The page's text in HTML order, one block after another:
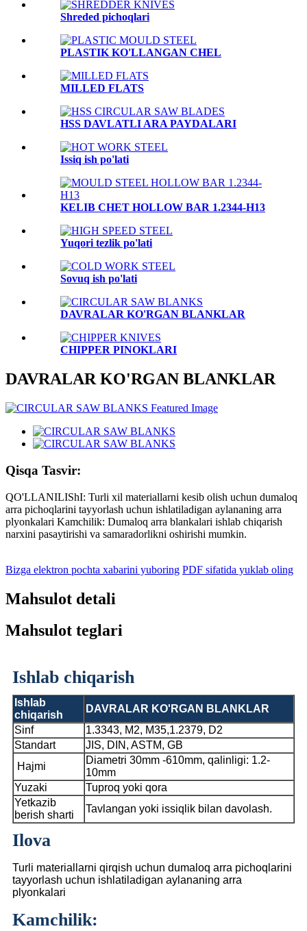
Shreded pichoqlari
PLASTIK KO'LLANGAN CHEL
MILLED FLATS
HSS DAVLATLI ARA PAYDALARI
Issiq ish po'lati
KELIB CHET HOLLOW BAR 1.2344-H13
Yuqori tezlik po'lati
Sovuq ish po'lati
DAVRALAR KO'RGAN BLANKLAR
CHIPPER PINOKLARI
DAVRALAR KO'RGAN BLANKLAR
Qisqa Tasvir:
QO'LLANILIShI: Turli xil materiallarni kesib olish uchun dumaloq
arra pichoqlarini tayyorlash uchun ishlatiladigan aylananing arra
plyonkalari Kamchilik: Dumaloq arra blankalari ishlab chiqarish
narxini pasaytirishi va samaradorlikni oshirishi mumkin.
Bizga elektron pochta xabarini yuboring PDF sifatida yuklab oling
Mahsulot detali
Mahsulot teglari
Ishlab chiqarish
Ishlab
chiqarish
DAVRALAR KO'RGAN BLANKLAR
Sinf
1.3343, M2, M35,1.2379, D2
Standart
JIS, DIN, ASTM, GB
Hajmi
Diametri 30mm -610mm, qalinligi: 1.2-
10mm
Yuzaki
Tuproq yoki qora
Yetkazib
berish sharti
Tavlangan yoki issiqlik bilan davolash.
Ilova
Turli materiallarni qirqish uchun dumaloq arra pichoqlarini
tayyorlash uchun ishlatiladigan aylananing arra
plyonkalari
Kamchilik: